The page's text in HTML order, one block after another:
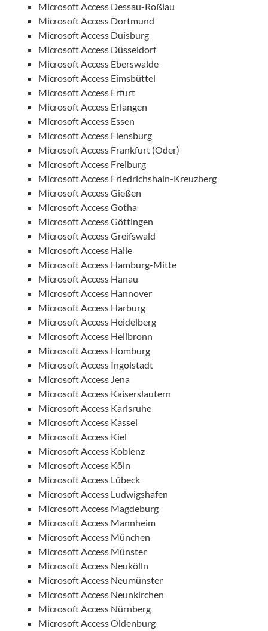
Microsoft Access Dessau-Roßlau
Microsoft Access Dortmund
Microsoft Access Duisburg
Microsoft Access Düsseldorf
Microsoft Access Eberswalde
Microsoft Access Eimsbüttel
Microsoft Access Erfurt
Microsoft Access Erlangen
Microsoft Access Essen
Microsoft Access Flensburg
Microsoft Access Frankfurt (Oder)
Microsoft Access Freiburg
Microsoft Access Friedrichshain-Kreuzberg
Microsoft Access Gießen
Microsoft Access Gotha
Microsoft Access Göttingen
Microsoft Access Greifswald
Microsoft Access Halle
Microsoft Access Hamburg-Mitte
Microsoft Access Hanau
Microsoft Access Hannover
Microsoft Access Harburg
Microsoft Access Heidelberg
Microsoft Access Heilbronn
Microsoft Access Homburg
Microsoft Access Ingolstadt
Microsoft Access Jena
Microsoft Access Kaiserslautern
Microsoft Access Karlsruhe
Microsoft Access Kassel
Microsoft Access Kiel
Microsoft Access Koblenz
Microsoft Access Köln
Microsoft Access Lübeck
Microsoft Access Ludwigshafen
Microsoft Access Magdeburg
Microsoft Access Mannheim
Microsoft Access München
Microsoft Access Münster
Microsoft Access Neukölln
Microsoft Access Neumünster
Microsoft Access Neunkirchen
Microsoft Access Nürnberg
Microsoft Access Oldenburg